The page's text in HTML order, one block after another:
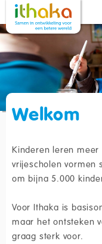
Welkom
Kinderen leren
vrijescholen vormen
om bijna 5.000
Voor Ithaka is
maar het ontsteken
graag sterk voor.